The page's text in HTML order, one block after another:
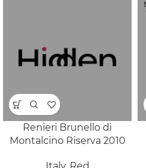
Renieri Brunello di
Montalcino Riserva 2010